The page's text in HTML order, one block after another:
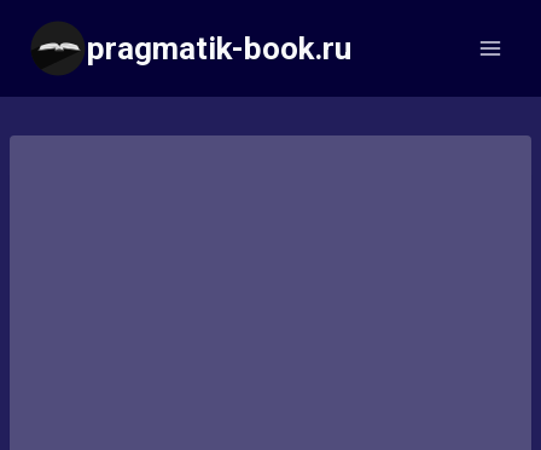
Перейти
содержимому
pragmatik-book.ru